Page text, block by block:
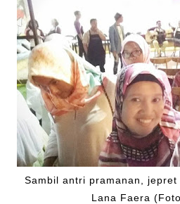
Sambil antri pramanan,
Lana Faera